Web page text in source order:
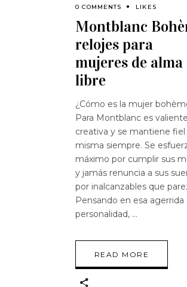
0 COMMENTS
LIKES
Montblanc
relojes para
mujeres de alma
libre
¿Cómo es la mujer
Para Montblanc es
creativa y se mantiene fiel
misma siempre. Se
máximo por cumplir sus
y jamás renuncia a sus
por inalcanzables que
Pensando en esa agerrida
personalidad,
READ MORE